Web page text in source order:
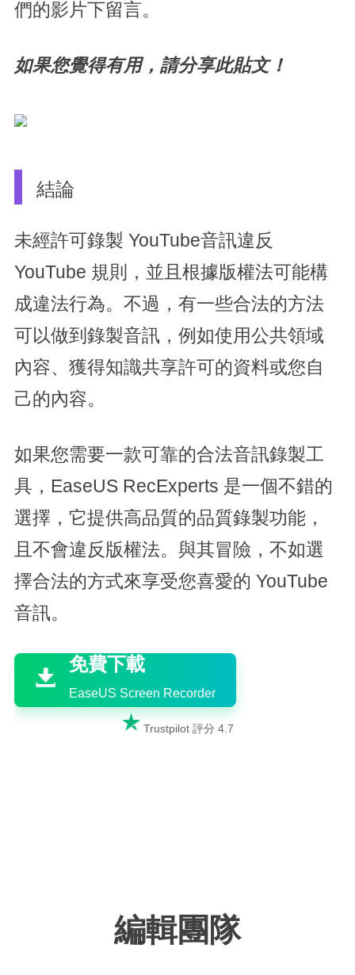
們的影片下留言。
如果您覺得有用，請分享此貼文！
結論
未經許可錄製 YouTube音訊違反
YouTube 規則，並且根據版權法可能構
成違法行為。不過，有一些合法的方法
可以做到錄製音訊，例如使用公共領域
內容、獲得知識共享許可的資料或您自
己的內容。
如果您需要一款可靠的合法音訊錄製工
具，EaseUS RecExperts 是一個不錯的
選擇，它提供高品質的品質錄製功能，
且不會違反版權法。與其冒險，不如選
擇合法的方式來享受您喜愛的 YouTube
音訊。


免費下載
EaseUS Screen Recorder
 Trustpilot 評分 4.7
編輯團隊